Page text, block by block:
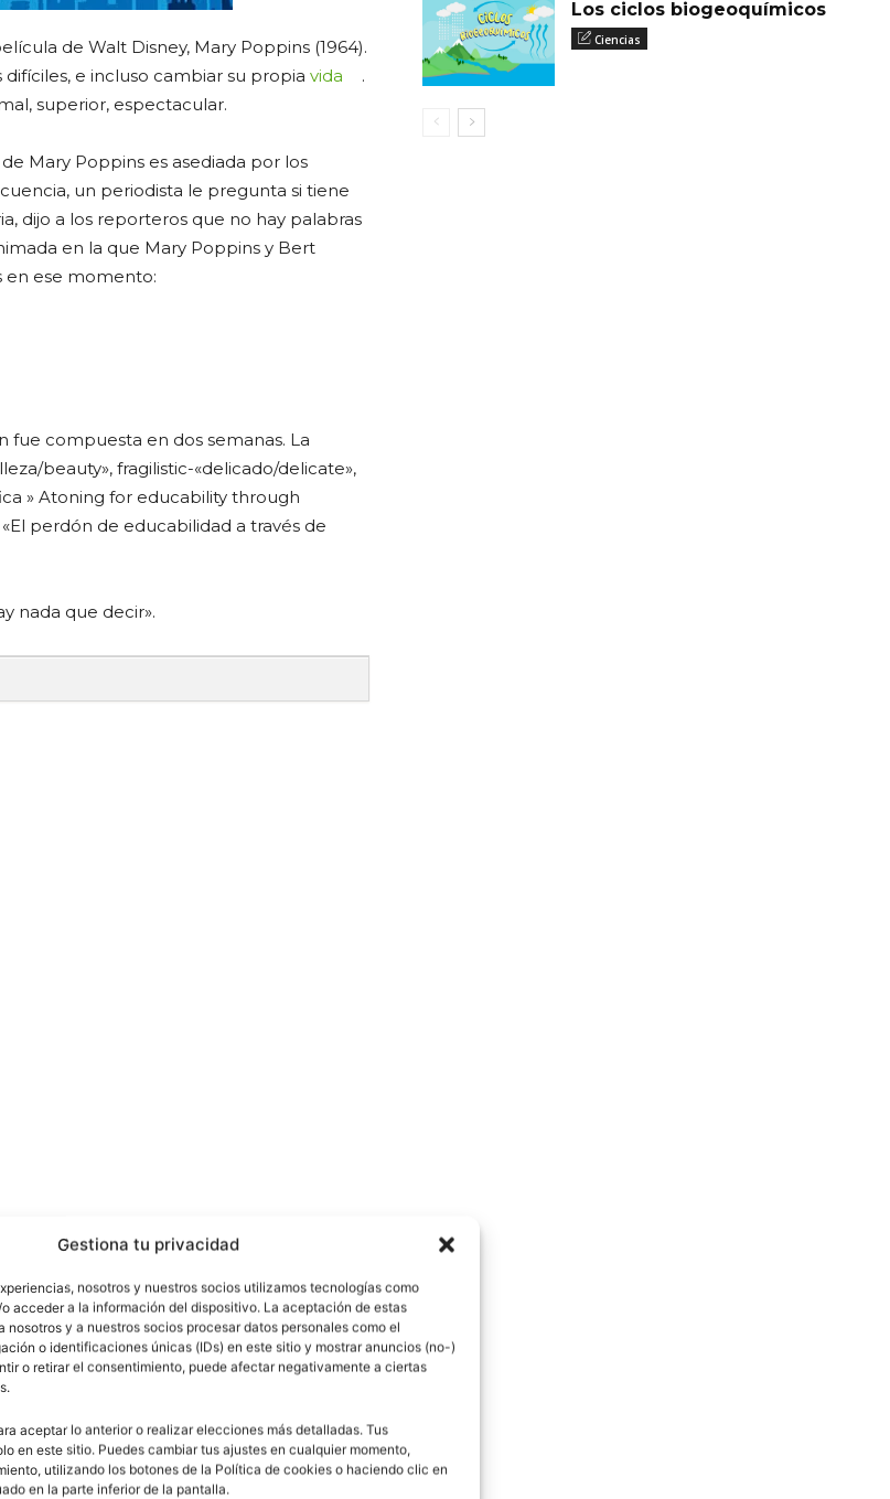
Gestiona tu privacidad
nosotros y nuestros socios utilizamos tecnologías como
acceder a la información del dispositivo. La aceptación de estas
nosotros y a nuestros socios procesar datos personales como el
o identificaciones únicas (IDs) en este sitio y mostrar anuncios (no-)
o retirar el consentimiento, puede afectar negativamente a ciertas
aceptar lo anterior o realizar elecciones más detalladas. Tus
en este sitio. Puedes cambiar tus ajustes en cualquier momento,
utilizando los botones de la Política de cookies o haciendo clic en
en la parte inferior de la pantalla.
de Walt Disney, Mary Poppins (1964).
e incluso cambiar su propia vida
.
superior, espectacular.
Mary Poppins es asediada por los
un periodista le pregunta si tiene
dijo a los reporteros que no hay palabras
en la que Mary Poppins y Bert
en ese momento:
fue compuesta en dos semanas. La
beauty», fragilistic-«delicado/delicate»,
» Atoning for educability through
perdón de educabilidad a través de
nada que decir».
Los ciclos biogeoquímicos
Ciencias